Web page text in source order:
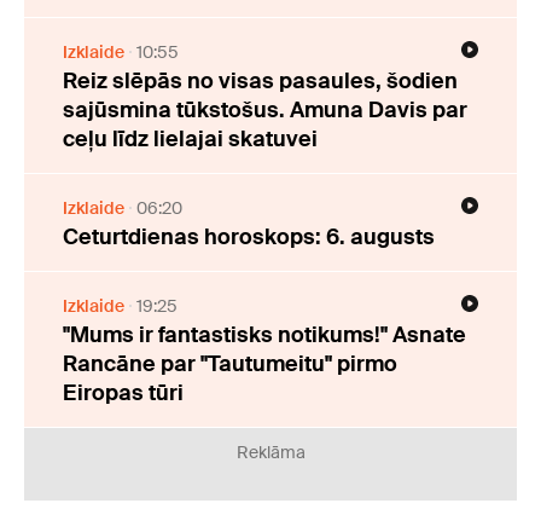
Izklaide 10:55
Reiz slēpās no visas pasaules, šodien
sajūsmina tūkstošus. Amuna Davis par
ceļu līdz lielajai skatuvei
Izklaide 06:20
Ceturtdienas horoskops: 6. augusts
Izklaide 19:25
"Mums ir fantastisks notikums!" Asnate
Rancāne par "Tautumeitu" pirmo
Eiropas tūri
Reklāma